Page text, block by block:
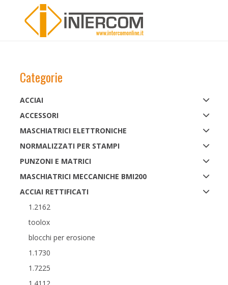
Categorie
ACCIAI
ACCESSORI
MASCHIATRICI ELETTRONICHE
NORMALIZZATI PER STAMPI
PUNZONI E MATRICI
MASCHIATRICI MECCANICHE BMI200
ACCIAI RETTIFICATI
1.2162
toolox
blocchi per erosione
1.1730
1.7225